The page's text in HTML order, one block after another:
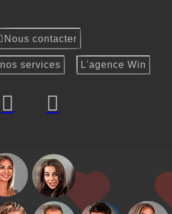
Nous contacter
Restaurateurs: nos services L'agence Win